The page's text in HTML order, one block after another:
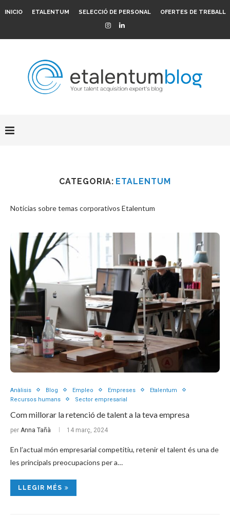
INICIO ETALENTUM SELECCIÓ DE PERSONAL OFERTES DE TREBALL
CATEGORIA: ETALENTUM
Noticias sobre temas corporativos Etalentum
Anàlisis Blog Empleo Empreses
Etalentum
Recursos humans
Sector empresarial
Com millorar la retenció de talent a la teva empresa
per Anna Tañà 14 març, 2024
En l’actual món empresarial competitiu, retenir el talent és una de
les principals preocupacions per a…
LLEGIR MÉS